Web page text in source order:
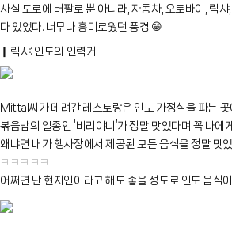
사실 도로에 버팔로 뿐 아니라, 자동차, 오토바이, 릭
다 있었다. 너무나 흥미로웠던 풍경 😁
❙ 릭샤: 인도의 인력거!
Mittal씨가 데려간 레스토랑은 인도 가정식을 파는
볶음밥의 일종인 ‘비리야니’가 정말 맛있다며 꼭 나에
왜냐면 내가 행사장에서 제공된 모든 음식을 정말 맛
ㅋㅋㅋㅋㅋ
어쩌면 난 현지인이라고 해도 좋을 정도로 인도 음식